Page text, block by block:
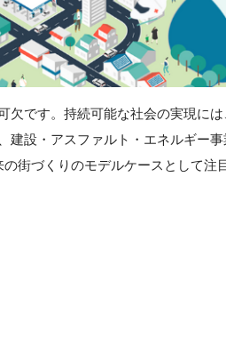
欠です。持続可能な社会の実現に
建設・アスファルト・エネルギー
街づくりのモデルケースとして注